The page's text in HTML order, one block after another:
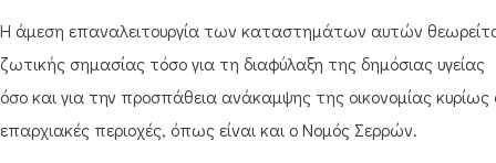
Η άμεση επαναλειτουργία των καταστημάτων αυτών
ζωτικής σημασίας τόσο για τη διαφύλαξη της δημόσιας υγείας
όσο και για την προσπάθεια ανάκαμψης της οικονομίας κυρίως
επαρχιακές περιοχές, όπως είναι και ο Νομός Σερρών.